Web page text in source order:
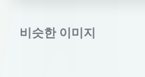
비슷한 이미지